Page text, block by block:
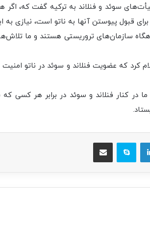
سوئد و فنلاند به ترکیه گفت که،
برای قبول پیوستن آنها به ناتو است، نیازی
سازمان‌های تروریستی هستند و ما
کرد که عضویت فنلاند و سوئد در ناتو
در کنار فنلاند و سوئد در برابر هر کسی که
لینکداین اسکایپ